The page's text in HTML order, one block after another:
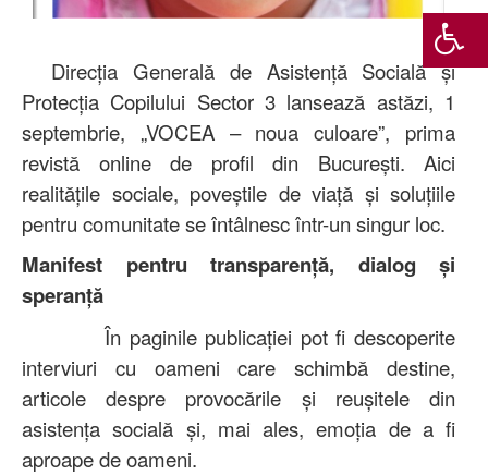
Direcția Generală de Asistență Socială și
Protecția Copilului Sector 3 lansează astăzi, 1
septembrie, „VOCEA – noua culoare”, prima
revistă online de profil din București. Aici
realitățile sociale, poveștile de viață și soluțiile
pentru comunitate se întâlnesc într-un singur loc.
Manifest pentru transparență, dialog și
speranță
În paginile publicației pot fi descoperite
interviuri cu oameni care schimbă destine,
articole despre provocările și reușitele din
asistența socială și, mai ales, emoția de a fi
aproape de oameni.